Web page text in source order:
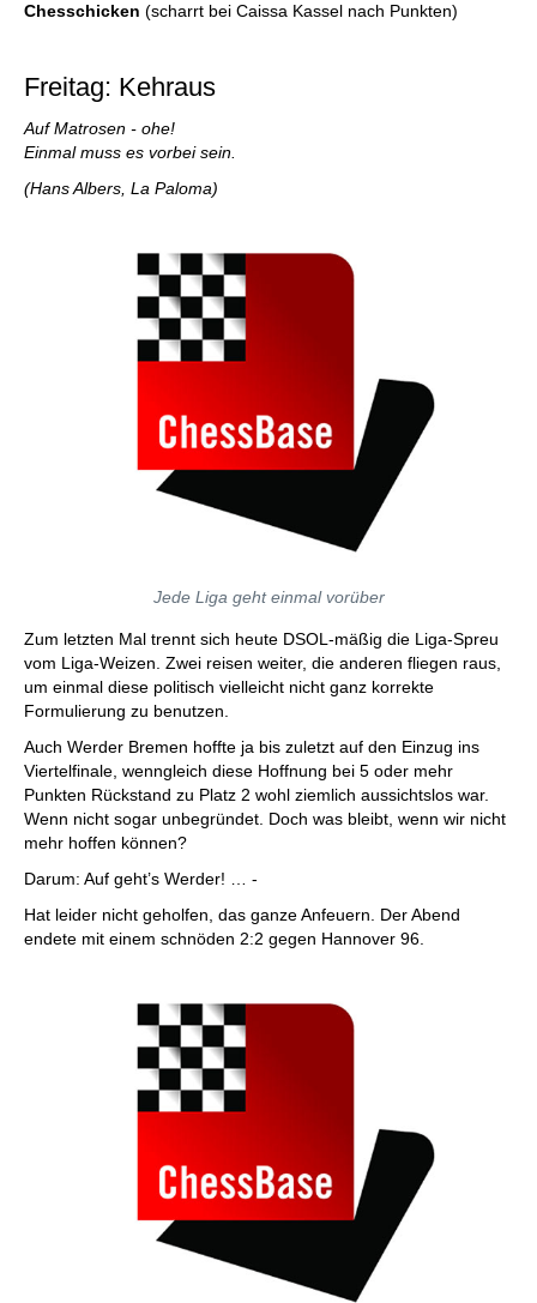
Chesschicken (scharrt bei Caissa Kassel nach Punkten)
Freitag: Kehraus
Auf Matrosen - ohe!
Einmal muss es vorbei sein.
(Hans Albers, La Paloma)
Jede Liga geht einmal vorüber
Zum letzten Mal trennt sich heute DSOL-mäßig die Liga-Spreu
vom Liga-Weizen. Zwei reisen weiter, die anderen fliegen raus,
um einmal diese politisch vielleicht nicht ganz korrekte
Formulierung zu benutzen.
Auch Werder Bremen hoffte ja bis zuletzt auf den Einzug ins
Viertelfinale, wenngleich diese Hoffnung bei 5 oder mehr
Punkten Rückstand zu Platz 2 wohl ziemlich aussichtslos war.
Wenn nicht sogar unbegründet. Doch was bleibt, wenn wir nicht
mehr hoffen können?
Darum: Auf geht’s Werder! … -
Hat leider nicht geholfen, das ganze Anfeuern. Der Abend
endete mit einem schnöden 2:2 gegen Hannover 96.